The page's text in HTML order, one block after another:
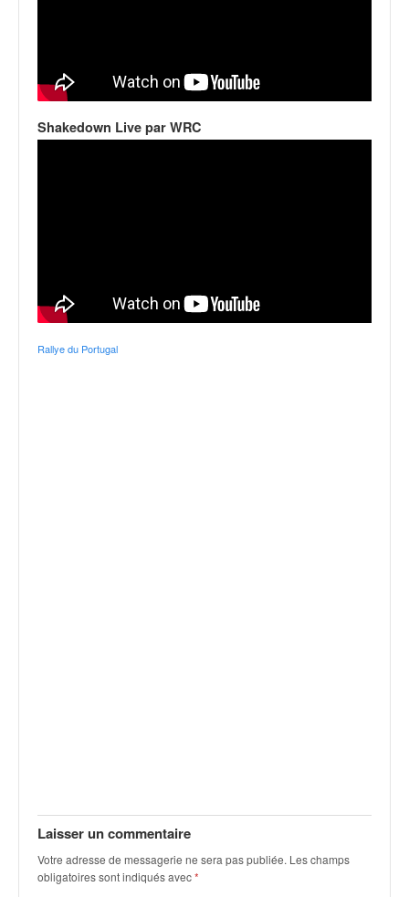
Shakedown Live par WRC
Rallye du Portugal
Laisser un commentaire
Votre adresse de messagerie ne sera pas publiée. Les champs
obligatoires sont indiqués avec*